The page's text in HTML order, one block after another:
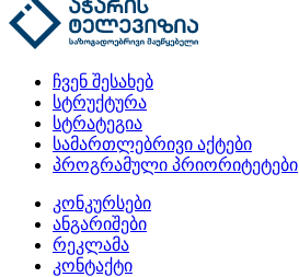
ჩვენ შესახებ
სტრუქტურა
სტრატეგია
სამართლებრივი აქტები
პროგრამული პრიორიტეტები
კონკურსები
ანგარიშები
რეკლამა
კონტაქტი